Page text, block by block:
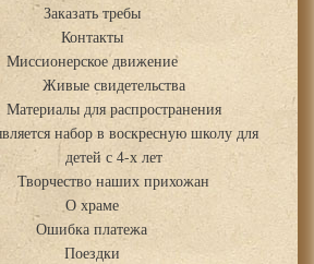
Заказать требы
Контакты
Миссионерское движение
Живые свидетельства
Материалы для распространения
набор в воскресную школу для
детей с 4-х лет
Творчество наших прихожан
О храме
Ошибка платежа
Поездки